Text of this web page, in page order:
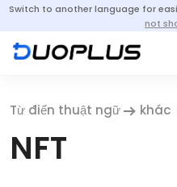
Switch to another language for
not
Từ điển thuật ngữ khác
NFT